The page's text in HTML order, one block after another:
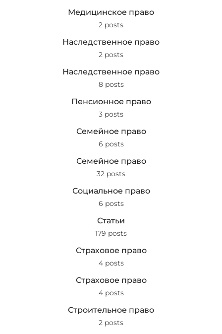
Медицинское право
2 posts
Наследственное право
2 posts
Наследственное право
8 posts
Пенсионное право
3 posts
Семейное право
6 posts
Семейное право
32 posts
Социальное право
6 posts
Статьи
179 posts
Страховое право
4 posts
Страховое право
4 posts
Строительное право
2 posts